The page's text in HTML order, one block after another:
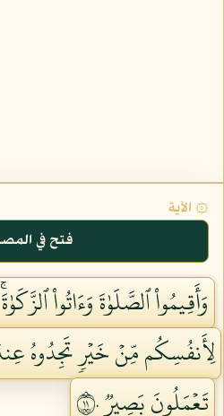
۞ الآية
فتح في
وَأَقِيمُواْ ٱلصَّلَوٰةَ وَءَاتُواْ
لِأَنفُسِكُم مِّنۡ خَيۡرٖ تَجِدُوهُ عِندَ
تَعۡمَلُونَ بَصِيرٞ ١١٠